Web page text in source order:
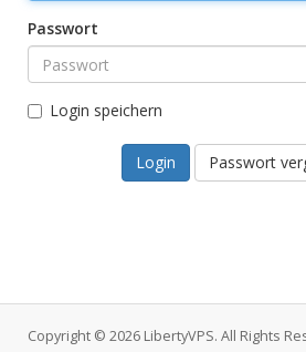
Passwort
Login speichern
Passwort
Copyright © 2026 LibertyVPS. All Rights